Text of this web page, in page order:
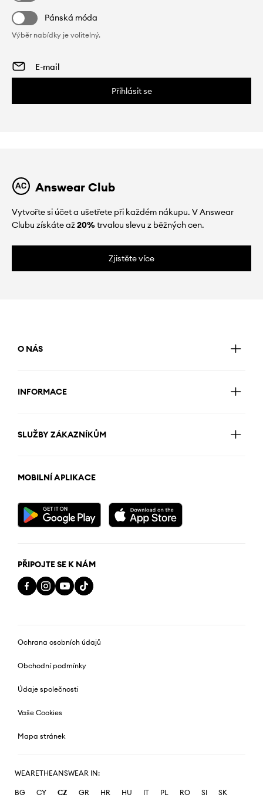
Pánská móda
Výběr nabídky je volitelný.
Přihlásit se
Answear Club
Vytvořte si účet a ušetřete při každém nákupu. V Answear
Clubu získáte až20%trvalou slevu z běžných cen.
Zjistěte více
O NÁS
INFORMACE
SLUŽBY ZÁKAZNÍKŮM
MOBILNÍ APLIKACE
PŘIPOJTE SE K NÁM
Ochrana osobních údajů
Obchodní podmínky
Údaje společnosti
Vaše Cookies
Mapa stránek
WEARETHEANSWEAR IN:
BG CY CZ GR HR HU IT PL RO SI SK